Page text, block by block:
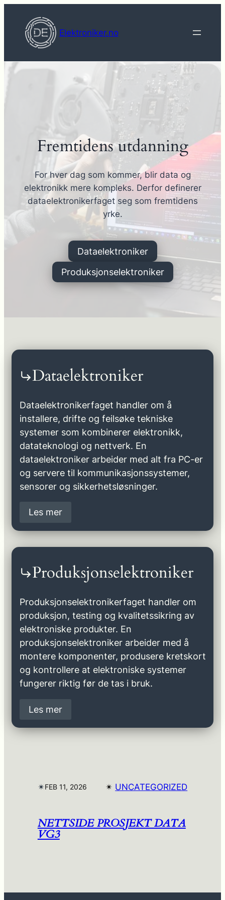
innhold
Elektroniker.no
Fremtidens utdanning
For hver dag som kommer, blir data og
elektronikk mere kompleks. Derfor definerer
dataelektronikerfaget seg som fremtidens
yrke.
Dataelektroniker
Produksjonselektroniker
Dataelektroniker
Dataelektronikerfaget handler om å
installere, drifte og feilsøke tekniske
systemer som kombinerer elektronikk,
datateknologi og nettverk. En
dataelektroniker arbeider med alt fra PC-er
og servere til kommunikasjonssystemer,
sensorer og sikkerhetsløsninger.
Les mer
Produksjonselektroniker
Produksjonselektronikerfaget handler om
produksjon, testing og kvalitetssikring av
elektroniske produkter. En
produksjonselektroniker arbeider med å
montere komponenter, produsere kretskort
og kontrollere at elektroniske systemer
fungerer riktig før de tas i bruk.
Les mer
✴︎FEB 11, 2026 ✴︎ UNCATEGORIZED
NETTSIDE PROSJEKT DATA
VG3